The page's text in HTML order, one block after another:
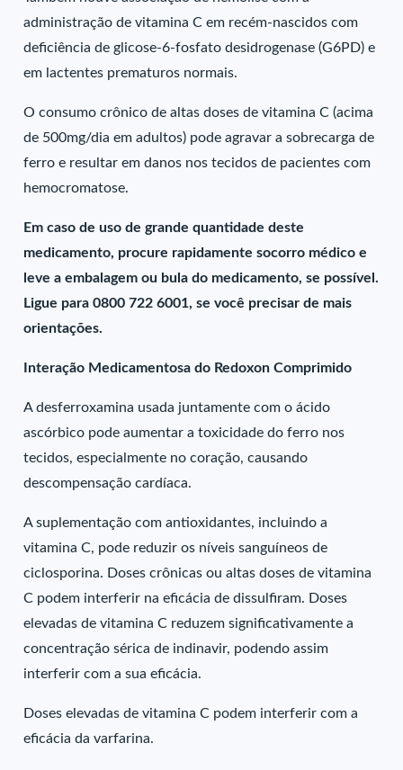
administração de vitamina C em recém-nascidos com
deficiência de glicose-6-fosfato desidrogenase (G6PD) e
em lactentes prematuros normais.
O consumo crônico de altas doses de vitamina C (acima
de 500mg/dia em adultos) pode agravar a sobrecarga de
ferro e resultar em danos nos tecidos de pacientes com
hemocromatose.
Em caso de uso de grande quantidade deste
medicamento, procure rapidamente socorro médico e
leve a embalagem ou bula do medicamento, se possível.
Ligue para 0800 722 6001, se você precisar de mais
orientações.
Interação Medicamentosa do Redoxon Comprimido
A desferroxamina usada juntamente com o ácido
ascórbico pode aumentar a toxicidade do ferro nos
tecidos, especialmente no coração, causando
descompensação cardíaca.
A suplementação com antioxidantes, incluindo a
vitamina C, pode reduzir os níveis sanguíneos de
ciclosporina. Doses crônicas ou altas doses de vitamina
C podem interferir na eficácia de dissulfiram. Doses
elevadas de vitamina C reduzem significativamente a
concentração sérica de indinavir, podendo assim
interferir com a sua eficácia.
Doses elevadas de vitamina C podem interferir com a
eficácia da varfarina.